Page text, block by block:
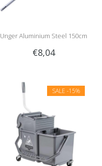
Unger Aluminium Steel 150cm
€8,04
SALE -15%